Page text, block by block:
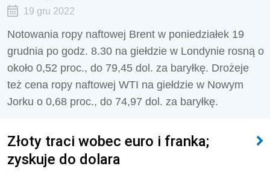
19 gru 2022
Notowania ropy naftowej Brent w poniedziałek 19
grudnia po godz. 8.30 na giełdzie w Londynie rosną o
około 0,52 proc., do 79,45 dol. za baryłkę. Drożeje
też cena ropy naftowej WTI na giełdzie w Nowym
Jorku o 0,68 proc., do 74,97 dol. za baryłkę.
Złoty traci wobec euro i franka;
zyskuje do dolara